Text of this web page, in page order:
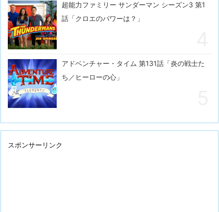
超能力ファミリー サンダーマン シーズン3 第1
話「クロエのパワーは？」
アドベンチャー・タイム 第131話「炎の戦士た
ち／ヒーローの心」
スポンサーリンク